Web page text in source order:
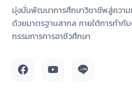
มุ่งมั่นพัฒนาการศึกษาวิชาชีพสู่ความ
ด้วยมาตรฐานสากล ภายใต้การกำ
กรรมการการอาชีวศึกษา